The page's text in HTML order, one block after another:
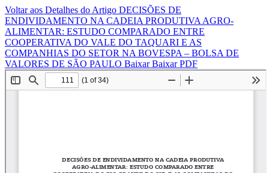
Voltar aos Detalhes do Artigo DECISÕES DE
ENDIVIDAMENTO NA CADEIA PRODUTIVA AGRO-
ALIMENTAR: ESTUDO COMPARADO ENTRE
COOPERATIVA DO VALE DO TAQUARI E AS
COMPANHIAS DO SETOR NA BOVESPA – BOLSA DE
VALORES DE SÃO PAULO BaixarBaixar PDF